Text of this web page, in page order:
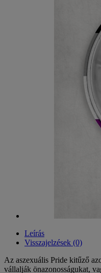
Leírás
Visszajelzések (0)
Az aszexuális Pride kitűző
vállalják önazonosságukat,